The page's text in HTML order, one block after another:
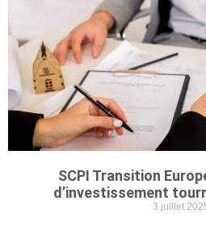
SCPI Transition
d’investissement
3 juillet